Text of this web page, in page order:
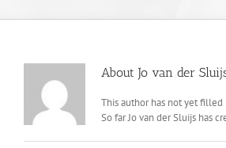
About Jo van der
This author has not yet filled
So far Jo van der Sluijs has